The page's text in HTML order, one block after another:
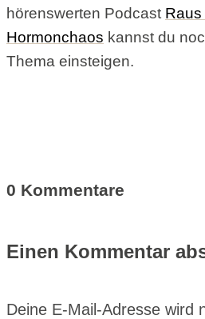
hörenswerten Podcast
Hormonchaos kannst du
Thema einsteigen.
0 Kommentare
Einen Kommentar
Deine E-Mail-Adresse wird